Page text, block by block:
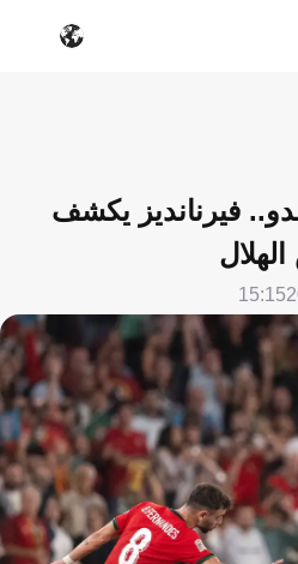
فيرنانديز يكشف
15:15